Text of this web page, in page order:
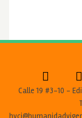
Calle 19 #3-10 -